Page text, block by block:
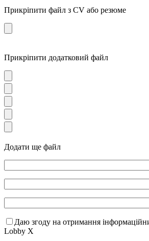
Прикріпити файл з CV або резюме
Прикріпити додатковий файл
Додати ще файл
Даю згоду на отримання
Lobby X